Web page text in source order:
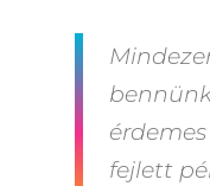
fejlett